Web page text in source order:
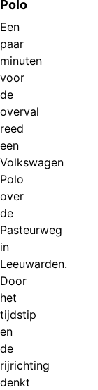
Polo
Een
paar
minuten
voor
de
overval
reed
een
Volkswagen
Polo
over
de
Pasteurweg
in
Leeuwarden.
Door
het
tijdstip
en
de
rijrichting
denkt